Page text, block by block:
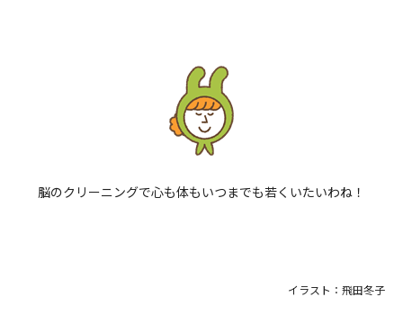
脳のクリーニングで心も体もいつまでも若くいたいわね！
イラスト：飛田冬子